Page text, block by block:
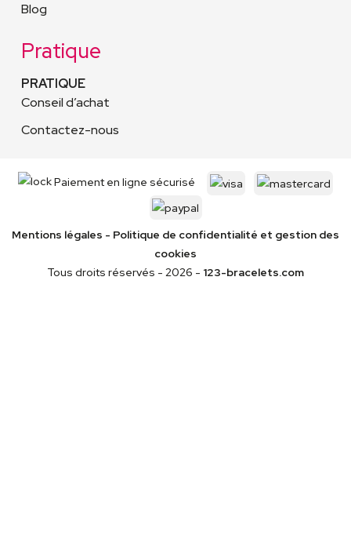
Blog
Pratique
PRATIQUE
Conseil d’achat
Contactez-nous
Paiement en ligne sécurisé
Mentions légales - Politique de confidentialité et gestion des
cookies
Tous droits réservés - 2026 - 123-bracelets.com